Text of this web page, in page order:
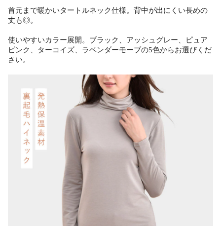
首元まで暖かいタートルネック仕様。背中が出にくい長めの
丈も◎。
使いやすいカラー展開。ブラック、アッシュグレー、ピュア
ピンク、ターコイズ、ラベンダーモーブの5色からお選びくだ
さい。